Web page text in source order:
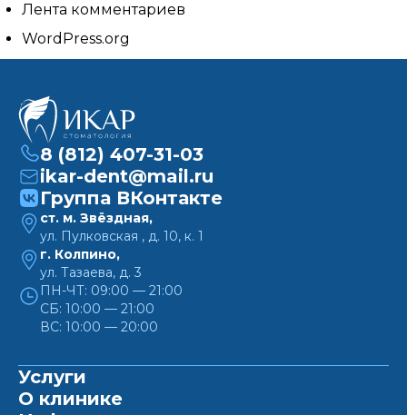
Лента комментариев
WordPress.org
8 (812) 407-31-03
ikar-dent@mail.ru
Группа ВКонтакте
ст. м. Звёздная,
ул. Пулковская , д. 10, к. 1
г. Колпино,
ул. Тазаева, д. 3
ПН-ЧТ: 09:00 — 21:00
СБ: 10:00 — 21:00
ВС: 10:00 — 20:00
Услуги
О клинике